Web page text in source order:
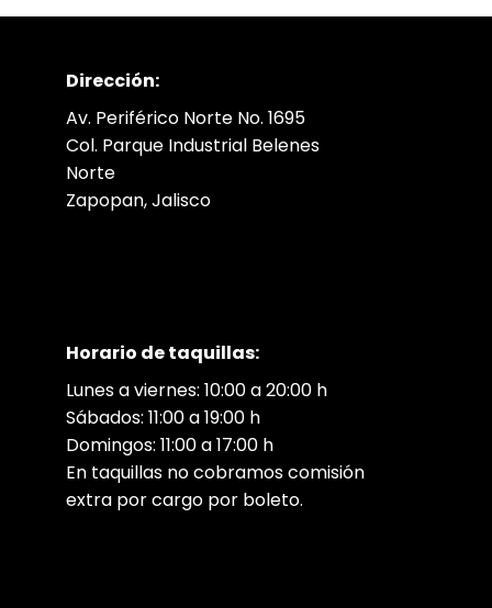
Dirección:
Av. Periférico Norte No. 1695
Col. Parque Industrial Belenes
Norte
Zapopan, Jalisco
Horario de taquillas:
Lunes a viernes: 10:00 a 20:00 h
Sábados: 11:00 a 19:00 h
Domingos: 11:00 a 17:00 h
En taquillas no cobramos comisión
extra por cargo por boleto.